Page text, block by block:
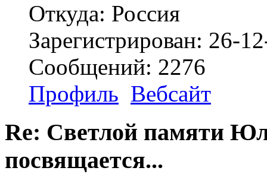
Откуда: Россия
Зарегистрирован: 26-
Сообщений: 2276
Профиль Вебсайт
Re: Светлой памяти
посвящается...